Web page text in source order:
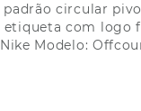
padrão circular
etiqueta com logo
Nike Modelo: